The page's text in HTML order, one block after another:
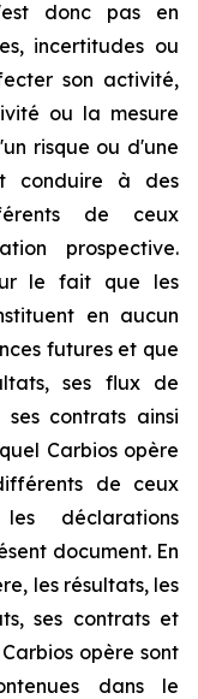
donc pas en
incertitudes ou
son activité,
ou la mesure
risque ou d'une
conduire à des
de ceux
prospective.
le fait que les
en aucun
futures et que
ses flux de
contrats ainsi
Carbios opère
de ceux
déclarations
document. En
les résultats, les
ses contrats et
opère sont
dans le